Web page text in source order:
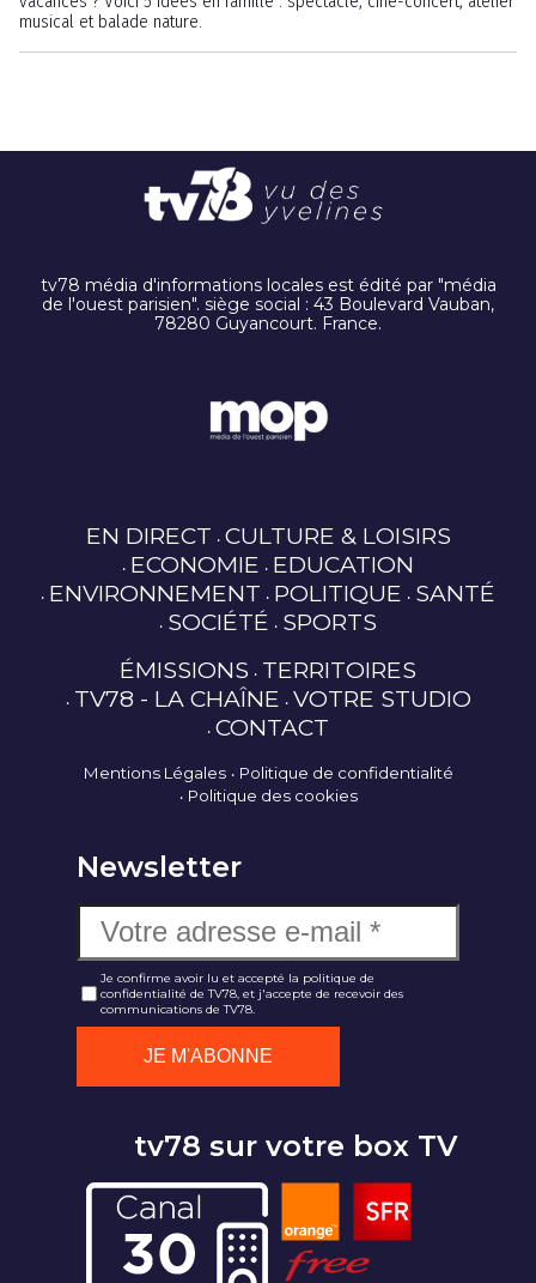
musical et balade nature.
tv78 média d'informations locales est édité par "média
de l'ouest parisien". siège social : 43 Boulevard Vauban,
78280 Guyancourt. France.
EN DIRECT CULTURE & LOISIRS
ECONOMIE EDUCATION
ENVIRONNEMENT POLITIQUE SANTÉ
SOCIÉTÉ SPORTS
ÉMISSIONS TERRITOIRES
TV78 - LA CHAÎNE VOTRE STUDIO
CONTACT
Mentions Légales
Politique de confidentialité
Politique des cookies
Newsletter
Je confirme avoir lu et accepté la politique de
confidentialité de TV78, et j'accepte de recevoir des
communications de TV78.
tv78 sur votre box TV